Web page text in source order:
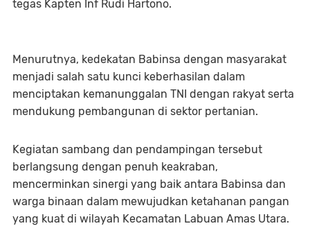
tegas Kapten Inf Rudi Hartono.
Menurutnya, kedekatan Babinsa dengan masyarakat
menjadi salah satu kunci keberhasilan dalam
menciptakan kemanunggalan TNI dengan rakyat serta
mendukung pembangunan di sektor pertanian.
Kegiatan sambang dan pendampingan tersebut
berlangsung dengan penuh keakraban,
mencerminkan sinergi yang baik antara Babinsa dan
warga binaan dalam mewujudkan ketahanan pangan
yang kuat di wilayah Kecamatan Labuan Amas Utara.